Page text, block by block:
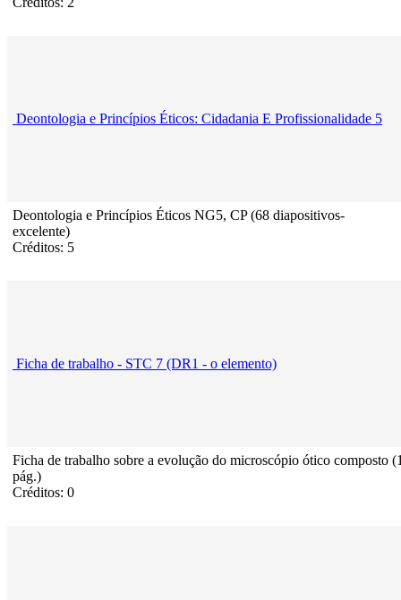
Deontologia e Princípios Éticos: Cidadania E Profissionalidade 5
Deontologia e Princípios Éticos NG5, CP (68 diapositivos-
excelente)
Créditos: 5
Ficha de trabalho - STC 7 (DR1 - o elemento)
Ficha de trabalho sobre a evolução do microscópio ótico composto
pág.)
Créditos: 0